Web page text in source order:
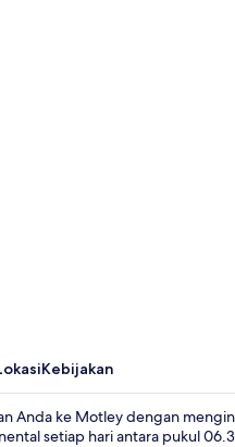
Kebijakan
Anda ke Motley dengan
setiap hari antara pukul